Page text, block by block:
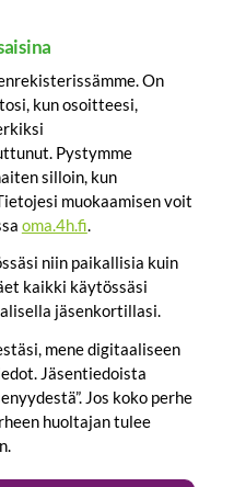
On
kun osoitteesi,
Pystymme
silloin, kun
muokaamisen voit
oma.4h.fi
niin paikallisia kuin
kaikki käytössäsi
jäsenkortillasi.
mene digitaaliseen
Jäsentiedoista
Jos koko perhe
huoltajan tulee